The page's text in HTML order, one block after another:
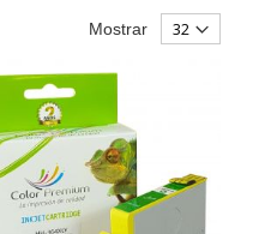
Mostrar